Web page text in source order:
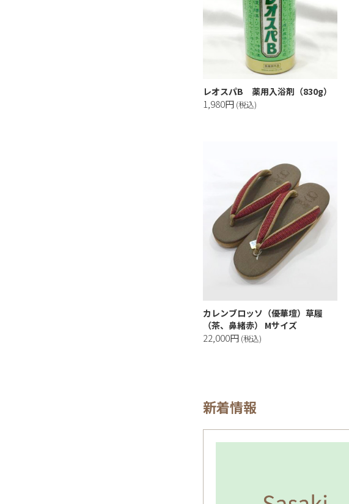
レオスパB 薬用入浴剤（830g）
1,980円 (税込)
カレンブロッソ（優華壇）草履
（茶、鼻緒赤） Mサイズ
22,000円 (税込)
新着情報